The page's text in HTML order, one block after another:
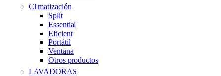
Climatización
Split
Essential
Eficient
Portátil
Ventana
Otros productos
LAVADORAS